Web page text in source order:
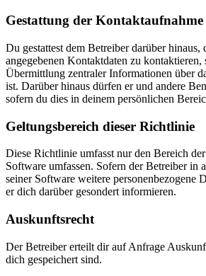
Gestattung der Kontaktaufnahme
Du gestattest dem Betreiber darüber
angegebenen Kontaktdaten zu kontaktieren,
Übermittlung zentraler Informationen über
ist. Darüber hinaus dürfen er und andere
sofern du dies in deinem persönlichen
Geltungsbereich dieser Richtlinie
Diese Richtlinie umfasst nur den Bereich
Software umfassen. Sofern der Betreiber in
seiner Software weitere personenbezogene
er dich darüber gesondert informieren.
Auskunftsrecht
Der Betreiber erteilt dir auf Anfrage
dich gespeichert sind.